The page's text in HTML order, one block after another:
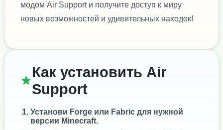
модом Air Support и получите доступ к миру
новых возможностей и удивительных находок!
Как установить Air
Support
Установи Forge или Fabric для нужной
версии Minecraft.